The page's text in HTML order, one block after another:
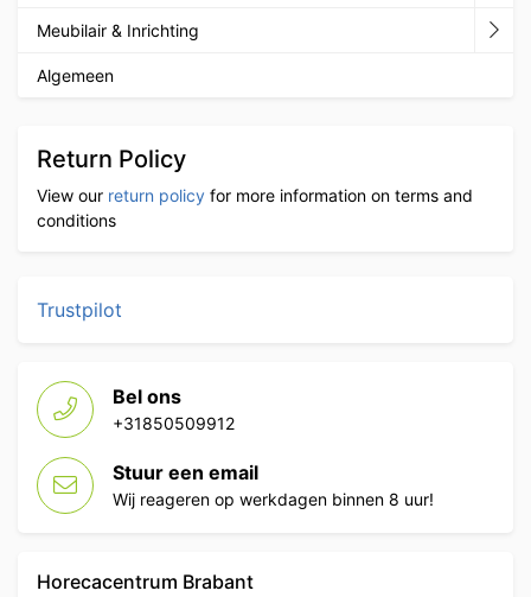
Meubilair & Inrichting
Algemeen
Return Policy
View our return policy for more information on terms and
conditions
Trustpilot
Bel ons
+31850509912
Stuur een email
Wij reageren op werkdagen binnen 8 uur!
Horecacentrum Brabant